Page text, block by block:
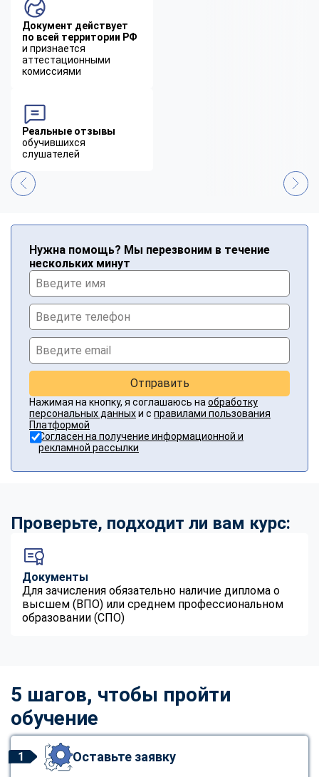
Документ действует
по всей территории РФ
и признается
аттестационными
комиссиями
Реальные отзывы
обучившихся
слушателей
Нужна помощь? Мы перезвоним в течение
нескольких минут
Отправить
Нажимая на кнопку, я соглашаюсь на обработку
персональных данныхи с правилами пользования
Платформой
Согласен на получение информационной и
рекламной рассылки
Проверьте, подходит ли вам курс:
Документы
Для зачисления обязательно наличие диплома о
высшем (ВПО) или среднем профессиональном
образовании (СПО)
5 шагов, чтобы пройти
обучение
1 Оставьте заявку